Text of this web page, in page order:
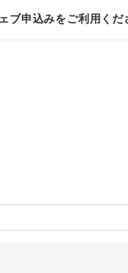
ブ申込みをご利用くだ